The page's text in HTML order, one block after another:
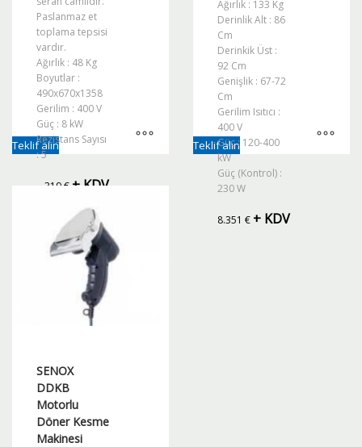
Paslanmaz et
toplama tepsisi
vardır.
Ağırlık : 48 Kg
Boyutlar :
490x670x1358
Gerilim : 400 V
Güç : 8 kW
Rezistans Sayısı
: 5
319€ + KDV
Teklif alın
Ağırlık : 133 Kg
Derinlik Alt : 86
Cm
Derinkik Üst :
92 Cm
Genişlik : 67-72
Cm
Gerilim Isıtıcı :
400 V
Güç : 120-400
kW
Güç (Kontrol) :
230 W
8.351 € + KDV
Teklif alın
SENOX
DDKB
Motorlu
Döner Kesme
Makinesi